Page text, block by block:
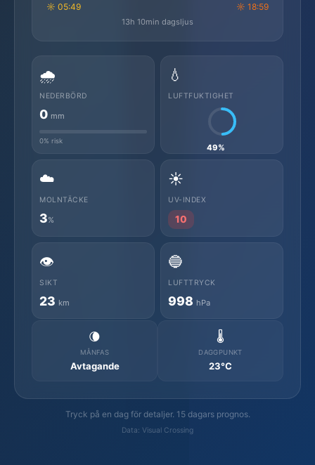
☼ 05:49 ☼ 18:59
13h 10min dagsljus
🌧️
NEDERBÖRD
0 mm
0% risk
💧
LUFTFUKTIGHET
49%
☁️
MOLNTÄCKE
3%
☀️
UV-INDEX
10
👁️
SIKT
23 km
🔵
LUFTTRYCK
998 hPa
🌘
MÅNFAS
Avtagande
🌡️
DAGGPUNKT
23°C
Tryck på en dag för detaljer. 15 dagars prognos.
Data: Visual Crossing